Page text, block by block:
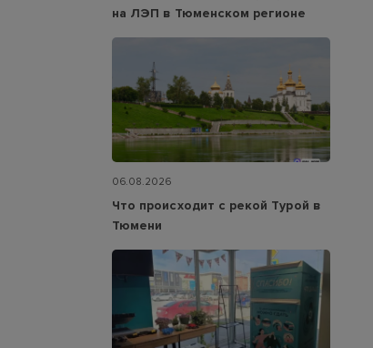
на ЛЭП в Тюменском регионе
06.08.2026
Что происходит с рекой Турой в
Тюмени